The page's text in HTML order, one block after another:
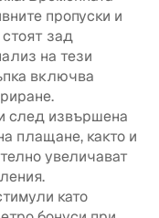
пропуски и
зад
на тези
включва
след извършена
плащане, както и
увеличават
като